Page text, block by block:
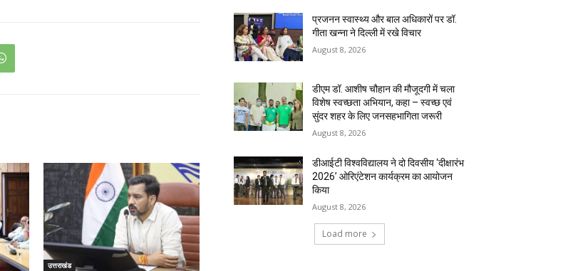
उत्तराखंड
प्रजनन स्वास्थ्य और बाल अधिकारों पर डॉ.
गीता खन्ना ने दिल्ली में रखे विचार
August 8, 2026
डीएम डॉ. आशीष चौहान की मौजूदगी में चला
विशेष स्वच्छता अभियान, कहा – स्वच्छ एवं
सुंदर शहर के लिए जनसहभागिता जरूरी
August 8, 2026
डीआईटी विश्वविद्यालय ने दो दिवसीय ‘दीक्षारंभ
2026’ ओरिएंटेशन कार्यक्रम का आयोजन
किया
August 8, 2026
Load more